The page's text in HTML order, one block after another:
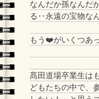
なんだか孫なんだ
る‥永遠の宝物
もう❤️がいくつあ
髙田道場卒業生は
どもたちの中で、